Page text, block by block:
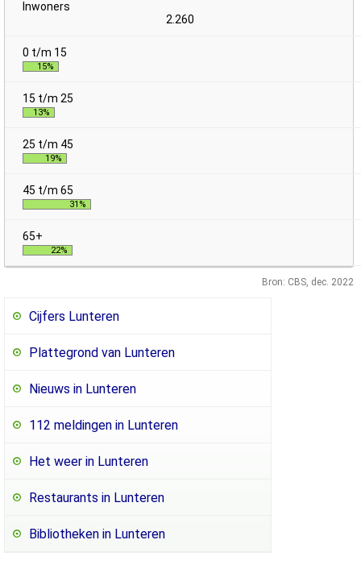
2.260
15%
13%
19%
31%
22%
Bron: CBS, dec. 2022
Cijfers Lunteren
Plattegrond van Lunteren
Nieuws in Lunteren
112 meldingen in Lunteren
Het weer in Lunteren
Restaurants in Lunteren
Bibliotheken in Lunteren